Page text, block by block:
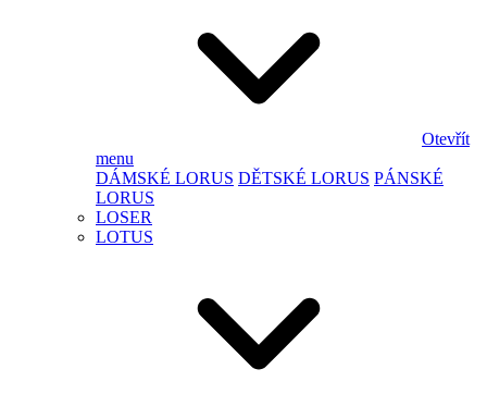
Otevřít
menu
DÁMSKÉ LORUS DĚTSKÉ LORUS PÁNSKÉ
LORUS
LOSER
LOTUS